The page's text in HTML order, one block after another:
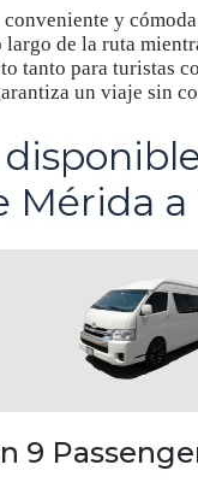
y
de la ruta
tanto para turistas
un viaje sin
Mérida
9